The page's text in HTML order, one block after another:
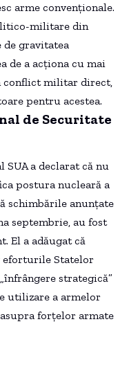
arme convenționale.
militare din
gravitatea
de a acționa cu mai
conflict militar direct,
pentru acestea.
de Securitate
a declarat că nu
postura nucleară a
schimbările anunțate
septembrie, au fost
El a adăugat că
eforturile Statelor
strategică”
utilizare a armelor
forțelor armate